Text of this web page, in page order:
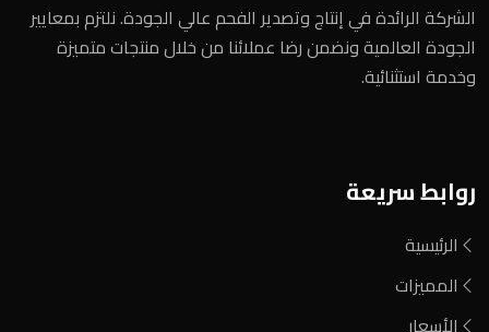
الشركة الرائدة في إنتاج وتصدير الفحم عالي الجودة. نلتزم بمعايير
الجودة العالمية ونضمن رضا عملائنا من خلال منتجات متميزة
وخدمة استثنائية.
روابط سريعة
الرئيسية
المميزات
الأسعار